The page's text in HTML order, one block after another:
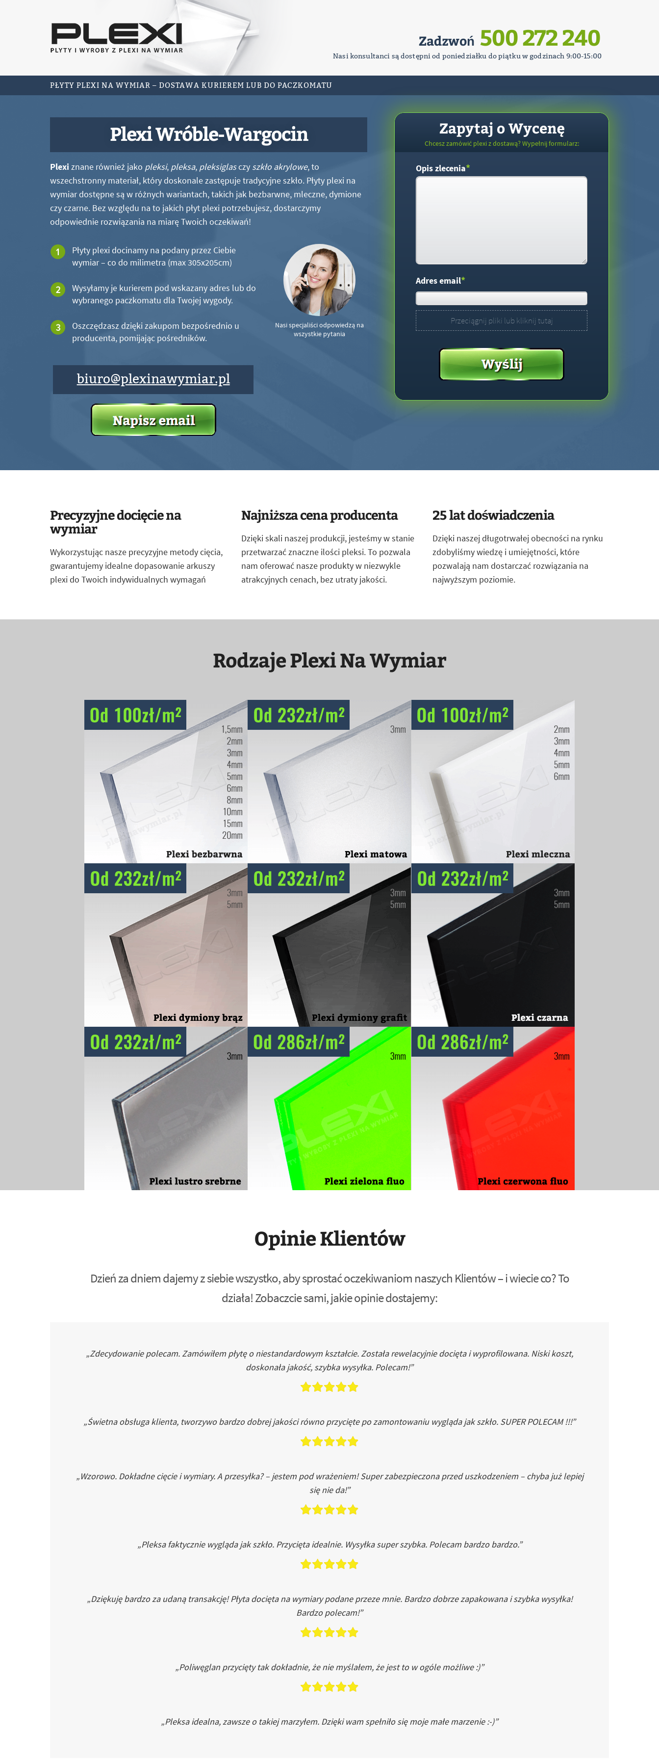
Zadzwoń 500 272 240
Nasi konsultanci są dostępni od poniedziałku do piątku w godzinach 9:00-15:00
PŁYTY PLEXI NA WYMIAR – DOSTAWA KURIEREM LUB DO PACZKOMATU
Plexi Wróble-Wargocin
Plexi znane również jako pleksi, pleksa, pleksiglasczy szkło akrylowe, to
wszechstronny materiał, który doskonale zastępuje tradycyjne szkło. Płyty plexi na
wymiar dostępne są w różnych wariantach, takich jak bezbarwne, mleczne, dymione
czy czarne. Bez względu na to jakich płyt plexi potrzebujesz, dostarczymy
odpowiednie rozwiązania na miarę Twoich oczekiwań!
Płyty plexi docinamy na podany przez Ciebie
wymiar – co do milimetra (max 305x205cm)
Wysyłamy je kurierem pod wskazany adres lub do
wybranego paczkomatu dla Twojej wygody.
Oszczędzasz dzięki zakupom bezpośrednio u
producenta, pomijając pośredników.
biuro@plexinawymiar.pl
Nasi specjaliści odpowiedzą na
wszystkie pytania
Zapytaj o Wycenę
Chcesz zamówić plexi z dostawą? Wypełnij formularz:
Opis zlecenia*
Adres email*
Przeciągnij pliki lub kliknij tutaj
Precyzyjne docięcie na
wymiar
Wykorzystując nasze precyzyjne metody cięcia,
gwarantujemy idealne dopasowanie arkuszy
plexi do Twoich indywidualnych wymagań
Najniższa cena producenta
Dzięki skali naszej produkcji, jesteśmy w stanie
przetwarzać znaczne ilości pleksi. To pozwala
nam oferować nasze produkty w niezwykle
atrakcyjnych cenach, bez utraty jakości.
25 lat doświadczenia
Dzięki naszej długotrwałej obecności na rynku
zdobyliśmy wiedzę i umiejętności, które
pozwalają nam dostarczać rozwiązania na
najwyższym poziomie.
Rodzaje Plexi Na Wymiar
Opinie Klientów
Dzień za dniem dajemy z siebie wszystko, aby sprostać oczekiwaniom naszych Klientów – i wiecie co? To
działa! Zobaczcie sami, jakie opinie dostajemy:
„Zdecydowanie polecam. Zamówiłem płytę o niestandardowym kształcie. Została rewelacyjnie docięta i wyprofilowana. Niski koszt,
doskonała jakość, szybka wysyłka. Polecam!”
„Świetna obsługa klienta, tworzywo bardzo dobrej jakości równo przycięte po zamontowaniu wygląda jak szkło. SUPER POLECAM !!!”
„Wzorowo. Dokładne cięcie i wymiary. A przesyłka? – jestem pod wrażeniem! Super zabezpieczona przed uszkodzeniem – chyba już lepiej
się nie da!”
„Pleksa faktycznie wygląda jak szkło. Przycięta idealnie. Wysyłka super szybka. Polecam bardzo bardzo.”
„Dziękuję bardzo za udaną transakcję! Płyta docięta na wymiary podane przeze mnie. Bardzo dobrze zapakowana i szybka wysyłka!
Bardzo polecam!”
„Poliwęglan przycięty tak dokładnie, że nie myślałem, że jest to w ogóle możliwe :)”
„Pleksa idealna, zawsze o takiej marzyłem. Dzięki wam spełniło się moje małe marzenie :-)”